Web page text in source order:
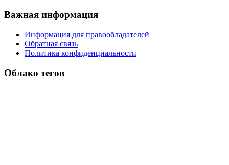
Важная информация
Информация для правообладателей
Обратная связь
Политика конфиденциальности
Облако тегов